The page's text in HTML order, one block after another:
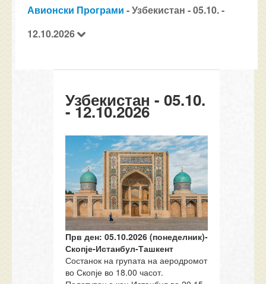
Авионски Програми - Узбекистан - 05.10. -
12.10.2026
Узбекистан - 05.10.
- 12.10.2026
Прв ден: 05.10.2026 (понеделник)-
Скопје-Истанбул-Ташкент
Состанок на групата на аеродромот
во Скопје во 18.00 часот.